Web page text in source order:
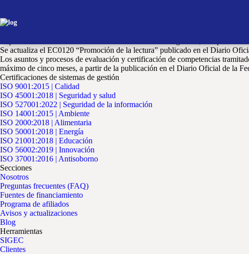
En el EC se establecen las actividades y conocimientos básicos que la
Se actualiza el EC0120 “Promoción de la lectura” publicado en el Diario
Los asuntos y procesos de evaluación y certificación de competencias
máximo de cinco meses, a partir de la publicación en el Diario Oficial de la
Certificaciones de sistemas de gestión
ISO 9001:2015 | Calidad
ISO 45001:2018 | Seguridad y salud
ISO 527001:2022 | Seguridad de la información
ISO 14001:2015 | Ambiente
ISO 2000:2018 | Alimentaria
ISO 50001:2018 | Energía
ISO 21001:2018 | Educación
ISO 56002:2019 | Innovación
ISO 37001:2016 | Antisoborno
Secciones
Nosotros
Preguntas frecuentes (FAQ)
Fuentes de financiamiento
Programa de afiliados
Avisos y actualizaciones
Blog
Herramientas
SIGEC
Clientes